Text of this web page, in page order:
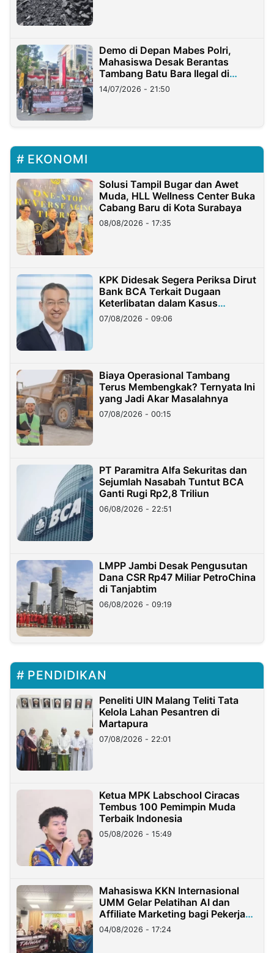
Demo di Depan Mabes Polri,
Mahasiswa Desak Berantas
Tambang Batu Bara Ilegal di
Lampung
14/07/2026 - 21:50
EKONOMI
Solusi Tampil Bugar dan Awet
Muda, HLL Wellness Center Buka
Cabang Baru di Kota Surabaya
08/08/2026 - 17:35
KPK Didesak Segera Periksa Dirut
Bank BCA Terkait Dugaan
Keterlibatan dalam Kasus
Hilangnya Dana Nasabah Rp2,58
Miliar
07/08/2026 - 09:06
Biaya Operasional Tambang
Terus Membengkak? Ternyata Ini
yang Jadi Akar Masalahnya
07/08/2026 - 00:15
PT Paramitra Alfa Sekuritas dan
Sejumlah Nasabah Tuntut BCA
Ganti Rugi Rp2,8 Triliun
06/08/2026 - 22:51
LMPP Jambi Desak Pengusutan
Dana CSR Rp47 Miliar PetroChina
di Tanjabtim
06/08/2026 - 09:19
PENDIDIKAN
Peneliti UIN Malang Teliti Tata
Kelola Lahan Pesantren di
Martapura
07/08/2026 - 22:01
Ketua MPK Labschool Ciracas
Tembus 100 Pemimpin Muda
Terbaik Indonesia
05/08/2026 - 15:49
Mahasiswa KKN Internasional
UMM Gelar Pelatihan AI dan
Affiliate Marketing bagi Pekerja
Migran Indonesia di Taiwan
04/08/2026 - 17:24